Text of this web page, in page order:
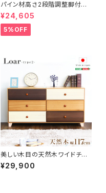
パイン材高さ2段階調整脚付き
すのこベッド ポケットコイルマッ
トレスセット(セミダブル) ASP-
SRM-SD
¥24,605
5%OFF
美しい木目の天然木ワイドチェ
スト 3段 幅117cm Loarシリー
ズ 日本製・完成品｜Loar-ロ
¥29,900